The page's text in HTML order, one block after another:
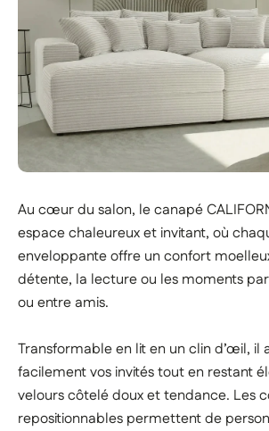
Au cœur du salon, le canapé
espace chaleureux et invitant, où
enveloppante offre un confort
détente, la lecture ou les moments
ou entre amis.
Transformable en lit en un clin d’œil, il
facilement vos invités tout en restant
velours côtelé doux et tendance. Les
repositionnables permettent de